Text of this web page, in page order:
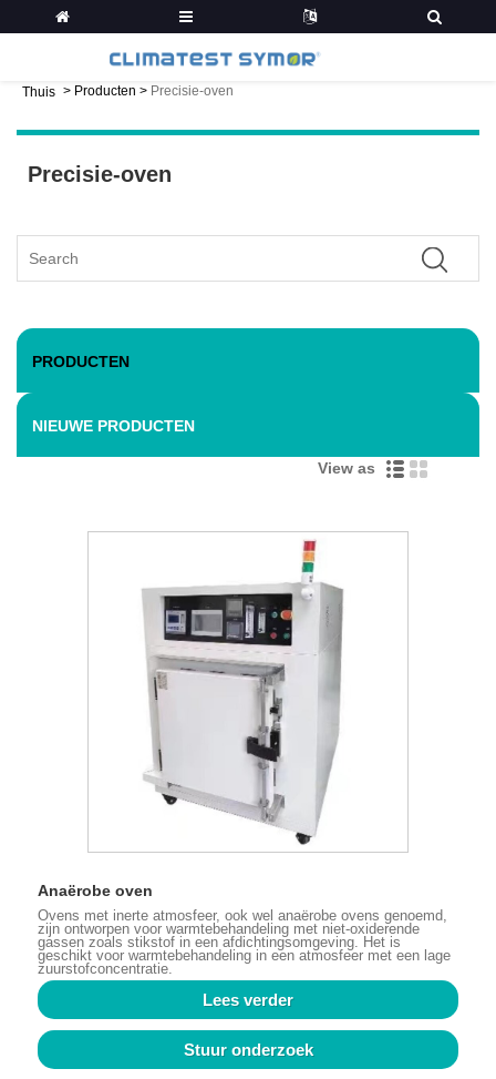
Thuis > Producten > Precisie-oven
Precisie-oven
PRODUCTEN
NIEUWE PRODUCTEN
View as
Anaërobe oven
Ovens met inerte atmosfeer, ook wel anaërobe ovens genoemd,
zijn ontworpen voor warmtebehandeling met niet-oxiderende
gassen zoals stikstof in een afdichtingsomgeving. Het is
geschikt voor warmtebehandeling in een atmosfeer met een lage
zuurstofconcentratie.
Lees verder
Stuur onderzoek